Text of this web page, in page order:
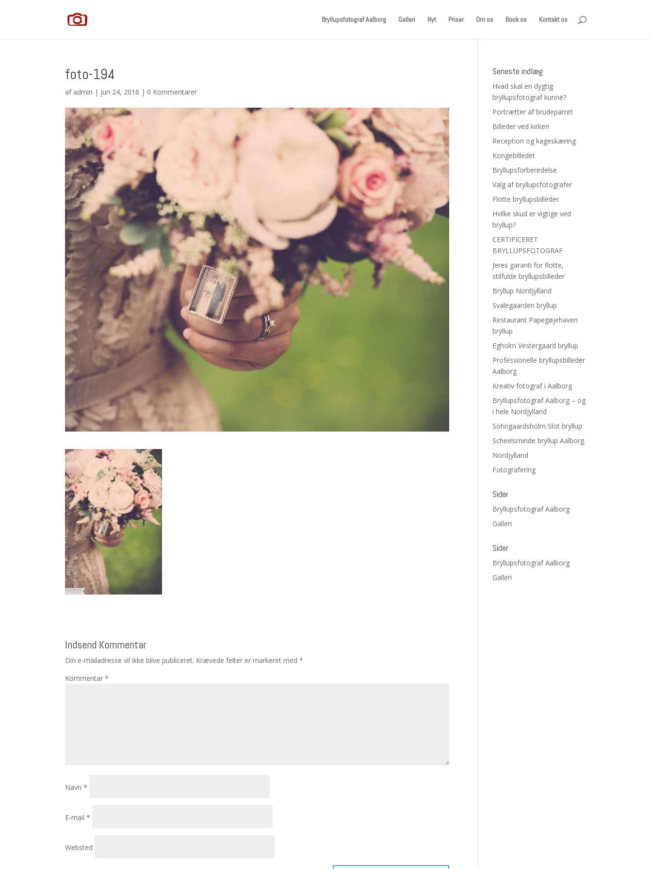
Bryllupsfotograf Aalborg Galleri Nyt Priser Om os Book os Kontakt os
foto-194
af admin | jun 24, 2016 | 0 Kommentarer
Indsend Kommentar
Din e-mailadresse vil ikke blive publiceret. Krævede felter er markeret med*
Kommentar*
Navn*
E-mail*
Websted
Seneste indlæg
Hvad skal en dygtig
bryllupsfotograf kunne?
Portrætter af brudeparret
Billeder ved kirken
Reception og kageskæring
Kongebilledet
Bryllupsforberedelse
Valg af bryllupsfotografer
Flotte bryllupsbilleder
Hvilke skud er vigtige ved
bryllup?
CERTIFICERET
BRYLLUPSFOTOGRAF
Jeres garanti for flotte,
stilfulde bryllupsbilleder
Bryllup Nordjylland
Svalegaarden bryllup
Restaurant Papegøjehaven
bryllup
Egholm Vestergaard bryllup
Professionelle bryllupsbilleder
Aalborg
Kreativ fotograf i Aalborg
Bryllupsfotograf Aalborg – og
i hele Nordjylland
Sohngaardsholm Slot bryllup
Scheelsminde bryllup Aalborg
Nordjylland
Fotografering
Sider
Bryllupsfotograf Aalborg
Galleri
Sider
Bryllupsfotograf Aalborg
Galleri